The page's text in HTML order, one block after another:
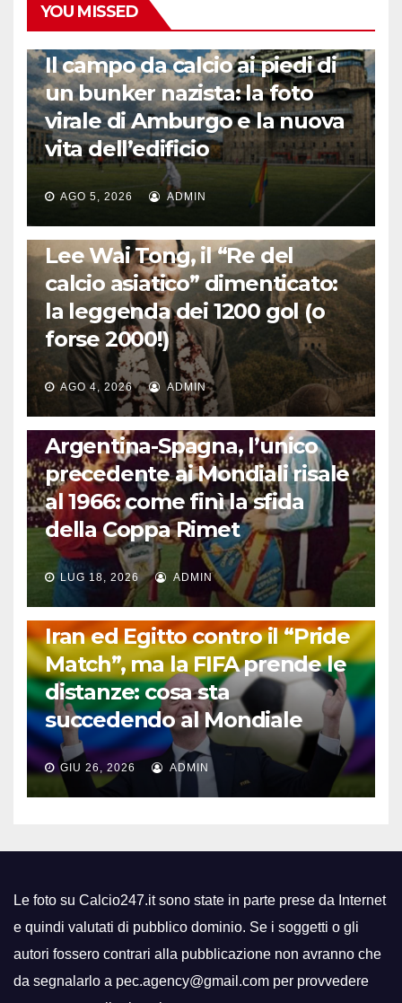
YOU MISSED
Il campo da calcio ai piedi di
un bunker nazista: la foto
virale di Amburgo e la nuova
vita dell’edificio
AGO 5, 2026 ADMIN
LA STORIA DEL CALCIO
Lee Wai Tong, il “Re del
calcio asiatico” dimenticato:
la leggenda dei 1200 gol (o
forse 2000!)
AGO 4, 2026 ADMIN
CALCIO INTERNAZIONALE
Argentina-Spagna, l’unico
precedente ai Mondiali risale
al 1966: come finì la sfida
della Coppa Rimet
LUG 18, 2026 ADMIN
FUORI DAL CAMPO: CALCIO, GOSSIP E NON SOLO
Iran ed Egitto contro il “Pride
Match”, ma la FIFA prende le
distanze: cosa sta
succedendo al Mondiale
GIU 26, 2026 ADMIN
Le foto su Calcio247.it sono state in parte prese da Internet
e quindi valutati di pubblico dominio. Se i soggetti o gli
autori fossero contrari alla pubblicazione non avranno che
da segnalarlo a pec.agency@gmail.com per provvedere